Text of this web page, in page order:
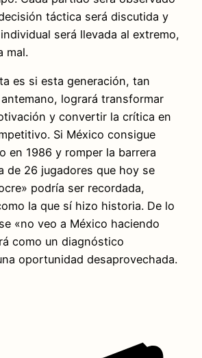
táctica será discutida y
será llevada al extremo,
mal.
es si esta generación, tan
logrará transformar
y convertir la crítica en
Si México consigue
en 1986 y romper la barrera
de 26 jugadores que hoy se
podría ser recordada,
la que sí hizo historia. De lo
«no veo a México haciendo
como un diagnóstico
oportunidad desaprovechada.